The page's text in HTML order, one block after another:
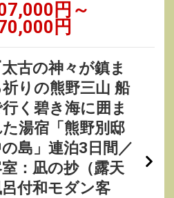
円～
円
太古の神々が鎮ま
祈りの熊野三山 船
く碧き海に囲ま
湯宿「熊野別邸
島」連泊3日間／
：凪の抄（露天
付和モダン客